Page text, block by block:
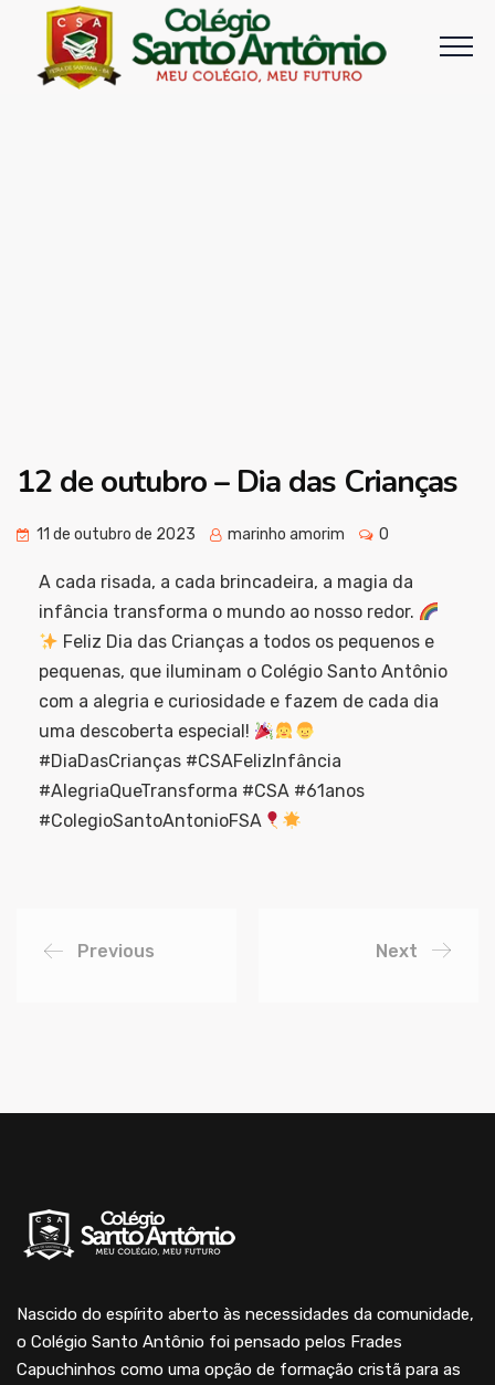
12 de outubro – Dia das Crianças
11 de outubro de 2023 marinho amorim 0
A cada risada, a cada brincadeira, a magia da
infância transforma o mundo ao nosso redor.
Feliz Dia das Crianças a todos os pequenos e
pequenas, que iluminam o Colégio Santo Antônio
com a alegria e curiosidade e fazem de cada dia
uma descoberta especial!
#DiaDasCrianças #CSAFelizInfância
#AlegriaQueTransforma #CSA #61anos
#ColegioSantoAntonioFSA
Previous Next
Nascido do espírito aberto às necessidades da comunidade,
o Colégio Santo Antônio foi pensado pelos Frades
Capuchinhos como uma opção de formação cristã para as